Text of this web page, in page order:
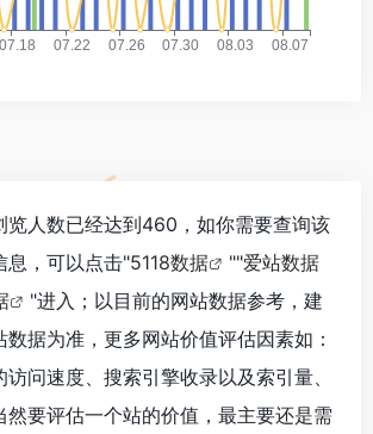
览人数已经达到460，如你需要查询该
息，可以点击"5118数据 ""爱站数据
"进入；以目前的网站数据参考，建
据为准，更多网站价值评估因素如：
问速度、搜索引擎收录以及索引量、
然要评估一个站的价值，最主要还是需